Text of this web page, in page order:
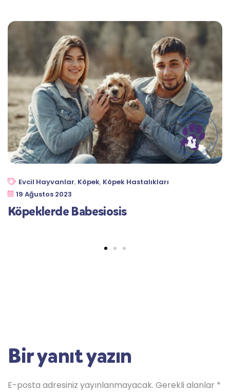
Köpeklerde Babesiosis
Evcil Hayvanlar, Köpek, Köpek Hastalıkları
19 Ağustos 2023
Bir yanıt yazın
E-posta adresiniz yayınlanmayacak. Gerekli alanlar *